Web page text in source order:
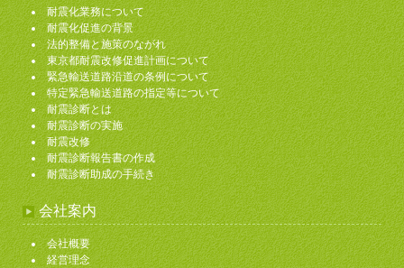
耐震化業務について
耐震化促進の背景
法的整備と施策のながれ
東京都耐震改修促進計画について
緊急輸送道路沿道の条例について
特定緊急輸送道路の指定等について
耐震診断とは
耐震診断の実施
耐震改修
耐震診断報告書の作成
耐震診断助成の手続き
会社案内
会社概要
経営理念